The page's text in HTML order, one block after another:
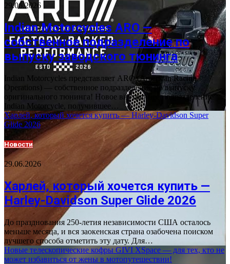
29.06.2026
Indian Motorcycles ARO —
собственное подразделение по
выпуску заводского тюнинга
Indian Motorcycles представляет ARO (American Racing
Operations) — собственное подразделение по выпуску
оригинального тюнинга! Новое внутреннее подразделение
Indian Motorcycle, получившее…
Харлей, который хочется купить — Harley-Davidson Super
Glide 2026
Новости
29.06.2026
Харлей, который хочется купить —
Harley-Davidson Super Glide 2026
До празднования 250-летия независимости США осталось
меньше месяца, и вся заокенская страна озабочена поиском
лучшего способа отметить эту дату. Для…
Новые телескопические кофры GIVI XSpace — для тех, кто не
может избавиться от жены в мотопутешествии!